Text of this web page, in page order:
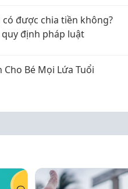
được chia tiền không?
định pháp luật
Cho Bé Mọi Lứa Tuổi